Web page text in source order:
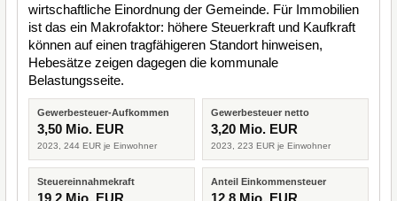
wirtschaftliche Einordnung der Gemeinde. Für Immobilien
ist das ein Makrofaktor: höhere Steuerkraft und Kaufkraft
können auf einen tragfähigeren Standort hinweisen,
Hebesätze zeigen dagegen die kommunale
Belastungsseite.
Gewerbesteuer-Aufkommen
3,50 Mio. EUR
2023, 244 EUR je Einwohner
Gewerbesteuer netto
3,20 Mio. EUR
2023, 223 EUR je Einwohner
Steuereinnahmekraft
19,2 Mio. EUR
Anteil Einkommensteuer
12,8 Mio. EUR